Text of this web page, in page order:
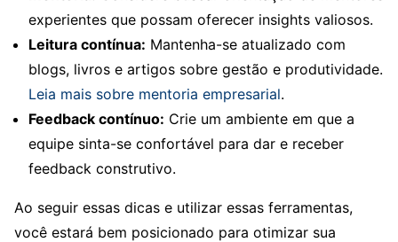
experientes que possam oferecer insights valiosos.
Leitura contínua: Mantenha-se atualizado com
blogs, livros e artigos sobre gestão e produtividade.
Leia mais sobre mentoria empresarial.
Feedback contínuo: Crie um ambiente em que a
equipe sinta-se confortável para dar e receber
feedback construtivo.
Ao seguir essas dicas e utilizar essas ferramentas,
você estará bem posicionado para otimizar sua